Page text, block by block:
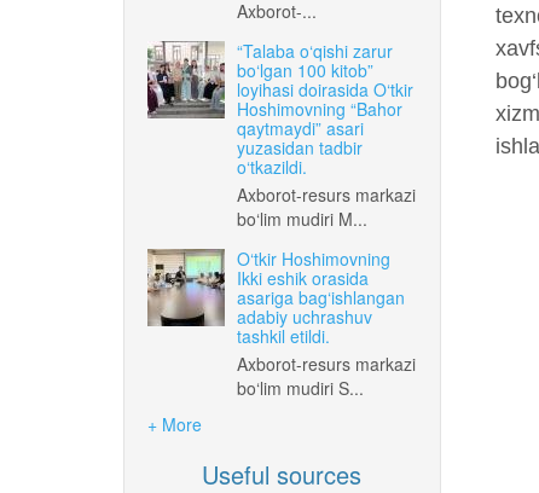
Axborot-...
“Talaba o‘qishi zarur
bo‘lgan 100 kitob”
loyihasi doirasida O‘tkir
Hoshimovning “Bahor
qaytmaydi” asari
yuzasidan tadbir
o‘tkazildi.
Axborot-resurs markazi
bo‘lim mudiri M...
O‘tkir Hoshimovning
Ikki eshik orasida
asariga bag‘ishlangan
adabiy uchrashuv
tashkil etildi.
Axborot-resurs markazi
bo‘lim mudiri S...
+ More
Useful sources